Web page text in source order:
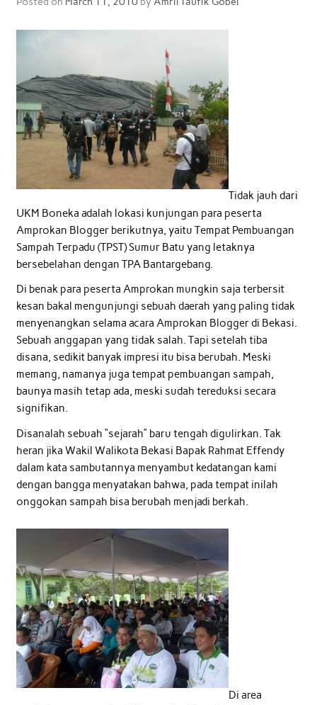
Tidak jauh dari
UKM Boneka adalah lokasi kunjungan para peserta
Amprokan Blogger berikutnya, yaitu Tempat Pembuangan
Sampah Terpadu (TPST) Sumur Batu yang letaknya
bersebelahan dengan TPA Bantargebang.
Di benak para peserta Amprokan mungkin saja terbersit
kesan bakal mengunjungi sebuah daerah yang paling tidak
menyenangkan selama acara Amprokan Blogger di Bekasi.
Sebuah anggapan yang tidak salah. Tapi setelah tiba
disana, sedikit banyak impresi itu bisa berubah. Meski
memang, namanya juga tempat pembuangan sampah,
baunya masih tetap ada, meski sudah tereduksi secara
signifikan.
Disanalah sebuah “sejarah” baru tengah digulirkan. Tak
heran jika Wakil Walikota Bekasi Bapak Rahmat Effendy
dalam kata sambutannya menyambut kedatangan kami
dengan bangga menyatakan bahwa, pada tempat inilah
onggokan sampah bisa berubah menjadi berkah.
Di area